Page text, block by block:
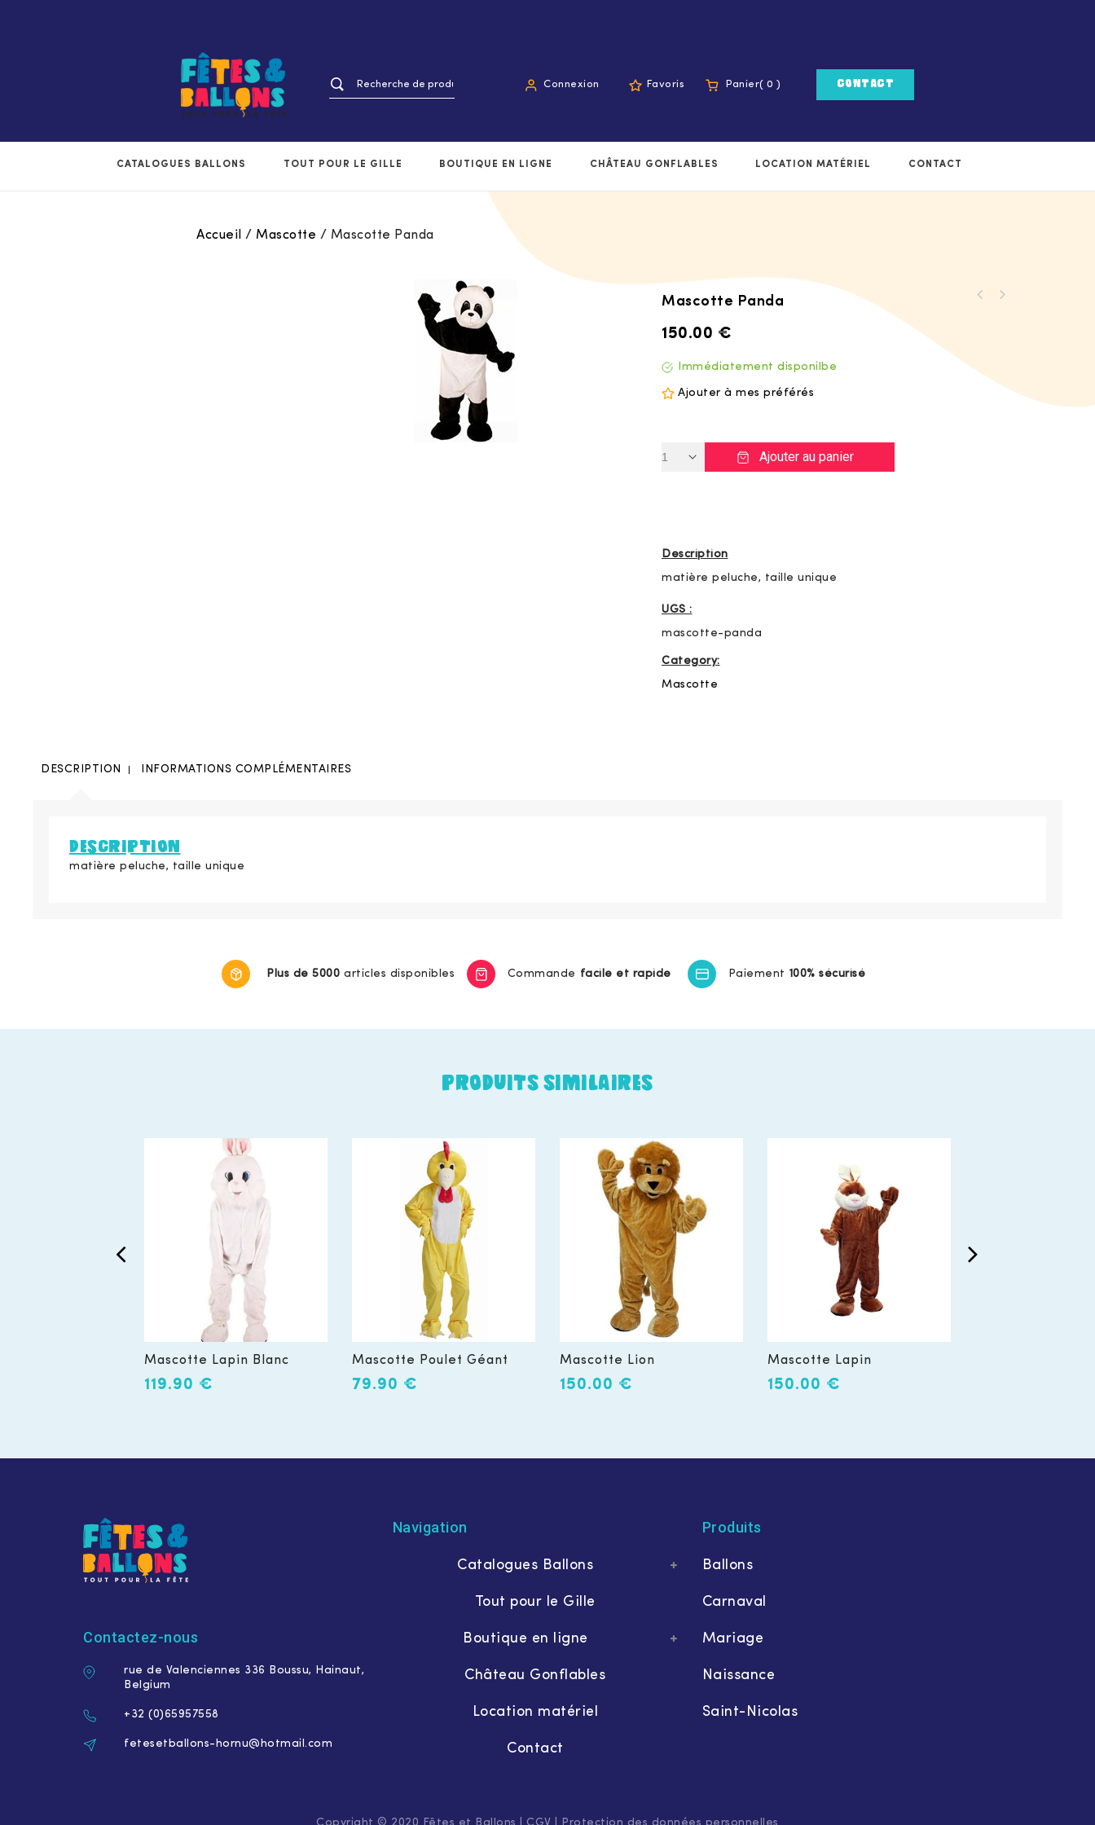
Connexion Favoris Panier( 0 ) CONTACT
CATALOGUES BALLONS TOUT POUR LE GILLE BOUTIQUE EN LIGNE CHÂTEAU GONFLABLES LOCATION MATÉRIEL CONTACT
Accueil / Mascotte / Mascotte Panda
Mascotte Panda
150.00 €
Immédiatement disponilbe
Ajouter à mes préférés
Ajouter au panier
Description
matière peluche, taille unique
UGS :
mascotte-panda
Category:
Mascotte
DESCRIPTION INFORMATIONS COMPLÉMENTAIRES
DESCRIPTION
matière peluche, taille unique
Plus de 5000 articles disponibles Commande facile et rapide Paiement 100% sécurisé
PRODUITS SIMILAIRES
Mascotte Lapin Blanc
119.90 €
Mascotte Poulet Géant
79.90 €
Mascotte Lion
150.00 €
Mascotte Lapin
150.00 €
Contactez-nous
rue de Valenciennes 336 Boussu, Hainaut,
Belgium
+32 (0)65957558
fetesetballons-hornu@hotmail.com
Navigation
Catalogues Ballons
Tout pour le Gille
Boutique en ligne
Château Gonflables
Location matériel
Contact
Produits
Ballons
Carnaval
Mariage
Naissance
Saint-Nicolas